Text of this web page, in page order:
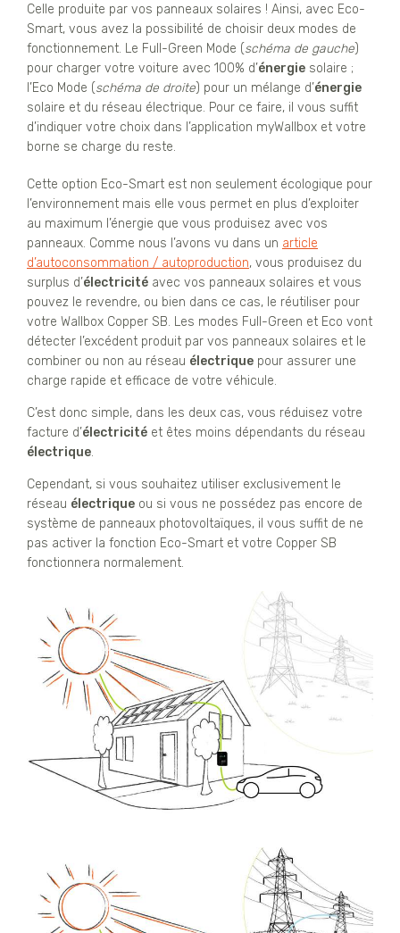
Celle produite par vos panneaux solaires ! Ainsi, avec Eco-
Smart, vous avez la possibilité de choisir deux modes de
fonctionnement. Le Full-Green Mode (schéma de gauche)
pour charger votre voiture avec 100% d’énergie solaire ;
l’Eco Mode (schéma de droite) pour un mélange d’énergie
solaire et du réseau électrique. Pour ce faire, il vous suffit
d’indiquer votre choix dans l’application myWallbox et votre
borne se charge du reste.
Cette option Eco-Smart est non seulement écologique pour
l’environnement mais elle vous permet en plus d’exploiter
au maximum l’énergie que vous produisez avec vos
panneaux. Comme nous l’avons vu dans un article
d’autoconsommation / autoproduction, vous produisez du
surplus d’électricité avec vos panneaux solaires et vous
pouvez le revendre, ou bien dans ce cas, le réutiliser pour
votre Wallbox Copper SB. Les modes Full-Green et Eco vont
détecter l’excédent produit par vos panneaux solaires et le
combiner ou non au réseau électrique pour assurer une
charge rapide et efficace de votre véhicule.
C’est donc simple, dans les deux cas, vous réduisez votre
facture d’électricité et êtes moins dépendants du réseau
électrique.
Cependant, si vous souhaitez utiliser exclusivement le
réseau électrique ou si vous ne possédez pas encore de
système de panneaux photovoltaïques, il vous suffit de ne
pas activer la fonction Eco-Smart et votre Copper SB
fonctionnera normalement.